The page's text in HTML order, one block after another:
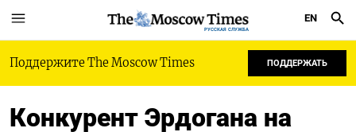
РУССКАЯ СЛУЖБА
EN
Поддержите The Moscow Times ПОДДЕРЖАТЬ
Конкурент Эрдогана на